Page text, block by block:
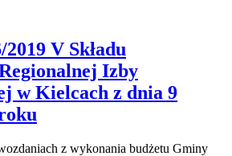
V Składu
Izby
w Kielcach z dnia 9
z wykonania budżetu Gminy